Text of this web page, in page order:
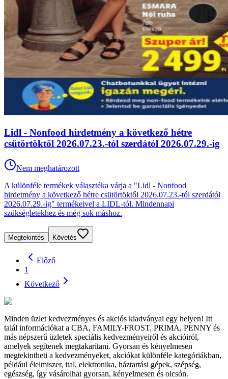
Lidl - Nonfood hirdetmény a következő hétre
csütörtöktől 2026.07.23.-tól szerdától 2026.07.29.-ig
Nem meghatározott
A különféle termékek választéka várja a "Lidl - Nonfood
hirdetmény a következő hétre csütörtöktől 2026.07.23.-tól szerdától
2026.07.29.-ig" termékeivel a LIDL-tól. Mindennapi
szükségletekhez és még sok máshoz.
Megtekintés Követés
Előző
1
Következő
Minden üzlet kedvezményes és akciós kiadványai egy helyen! Itt
talál információkat a CBA, FAMILY-FROST, PRIMA, PENNY és
más népszerű üzletek speciális kedvezményeiről és akcióiról,
amelyek segítenek megtakarítani. Gyorsan és kényelmesen
megtekintheti a kedvezményeket, akciókat különféle kategóriákban,
például élelmiszer, ital, elektronika, háztartási gépek, szépség,
egészség, így vásárolhat gyorsan, kényelmesen és olcsón.